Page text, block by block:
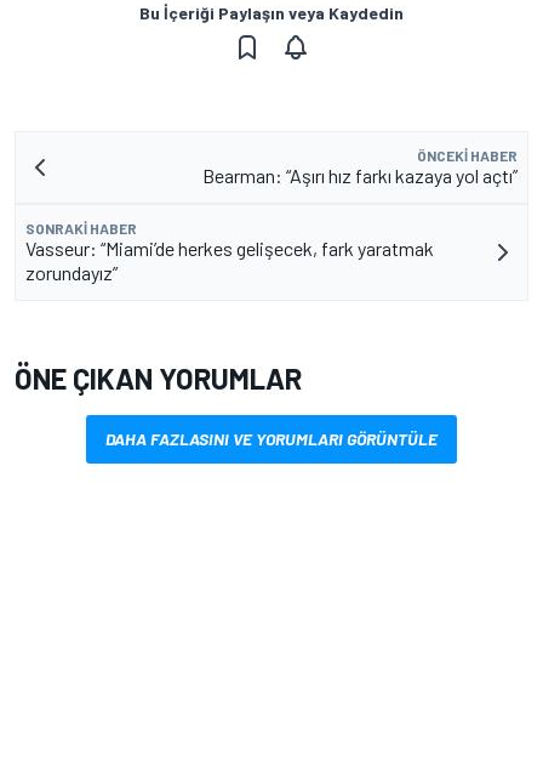
Bu İçeriği Paylaşın veya Kaydedin
ÖNCEKI HABER
Bearman: “Aşırı hız farkı kazaya yol açtı”
SONRAKI HABER
Vasseur: “Miami’de herkes gelişecek, fark yaratmak
zorundayız”
ÖNE ÇIKAN YORUMLAR
DAHA FAZLASINI VE YORUMLARI GÖRÜNTÜLE